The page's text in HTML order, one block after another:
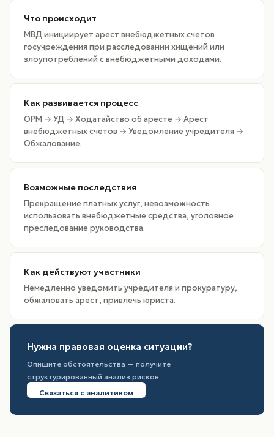
Что происходит
МВД инициирует арест внебюджетных счетов
госучреждения при расследовании хищений или
злоупотреблений с внебюджетными доходами.
Как развивается процесс
ОРМ → УД → Ходатайство об аресте → Арест
внебюджетных счетов → Уведомление учредителя →
Обжалование.
Возможные последствия
Прекращение платных услуг, невозможность
использовать внебюджетные средства, уголовное
преследование руководства.
Как действуют участники
Немедленно уведомить учредителя и прокуратуру,
обжаловать арест, привлечь юриста.
Нужна правовая оценка ситуации?
Опишите обстоятельства — получите
структурированный анализ рисков
Связаться с аналитиком